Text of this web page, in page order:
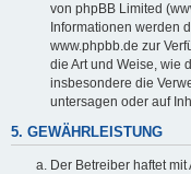
von phpBB Limited
Informationen werden
www.phpbb.de zur
die Art und Weise, wie
insbesondere die
untersagen oder auf
5. GEWÄHRLEISTUNG
Der Betreiber haftet